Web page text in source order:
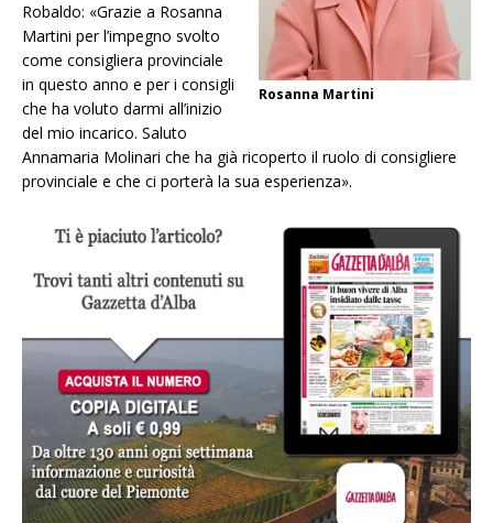
Rosanna Martini
Robaldo: «Grazie a Rosanna
Martini per l’impegno svolto
come consigliera provinciale
in questo anno e per i consigli
che ha voluto darmi all’inizio
del mio incarico. Saluto
Annamaria Molinari che ha già ricoperto il ruolo di consigliere
provinciale e che ci porterà la sua esperienza».